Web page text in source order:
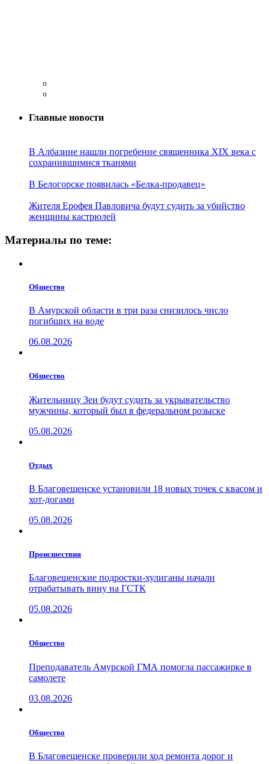
Главные новости
В Албазине нашли погребение священника XIX века с
сохранившимися тканями
В Белогорске появилась «Белка-продавец»
Жителя Ерофея Павловича будут судить за убийство
женщины кастрюлей
Материалы по теме:
Общество
В Амурской области в три раза снизилось число
погибших на воде
06.08.2026
Общество
Жительницу Зеи будут судить за укрывательство
мужчины, который был в федеральном розыске
05.08.2026
Отдых
В Благовещенске установили 18 новых точек с квасом и
хот-догами
05.08.2026
Проиcшествия
Благовещенские подростки-хулиганы начали
отрабатывать вину на ГСТК
05.08.2026
Общество
Преподаватель Амурской ГМА помогла пассажирке в
самолете
03.08.2026
Общество
В Благовещенске проверили ход ремонта дорог и